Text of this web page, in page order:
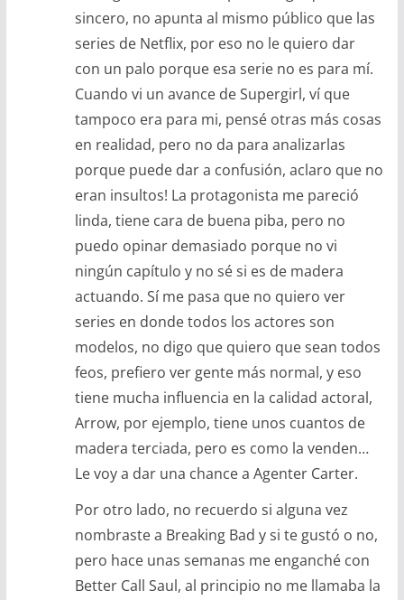
sincero, no apunta al mismo público que las
series de Netflix, por eso no le quiero dar
con un palo porque esa serie no es para mí.
Cuando vi un avance de Supergirl, ví que
tampoco era para mi, pensé otras más cosas
en realidad, pero no da para analizarlas
porque puede dar a confusión, aclaro que no
eran insultos! La protagonista me pareció
linda, tiene cara de buena piba, pero no
puedo opinar demasiado porque no vi
ningún capítulo y no sé si es de madera
actuando. Sí me pasa que no quiero ver
series en donde todos los actores son
modelos, no digo que quiero que sean todos
feos, prefiero ver gente más normal, y eso
tiene mucha influencia en la calidad actoral,
Arrow, por ejemplo, tiene unos cuantos de
madera terciada, pero es como la venden…
Le voy a dar una chance a Agenter Carter.
Por otro lado, no recuerdo si alguna vez
nombraste a Breaking Bad y si te gustó o no,
pero hace unas semanas me enganché con
Better Call Saul, al principio no me llamaba la